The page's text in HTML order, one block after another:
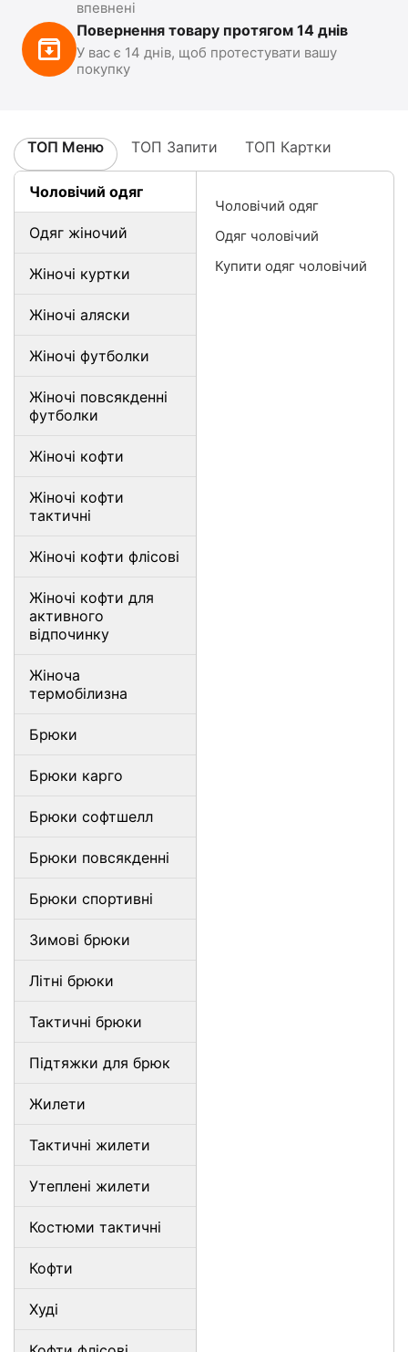
впевнені
Повернення товару протягом 14 днів
У вас є 14 днів, щоб протестувати вашу
покупку
ТОП Меню ТОП Запити ТОП Картки
Чоловічий одяг
Одяг жіночий
Жіночі куртки
Жіночі аляски
Жіночі футболки
Жіночі повсякденні
футболки
Жіночі кофти
Жіночі кофти
тактичні
Жіночі кофти флісові
Жіночі кофти для
активного
відпочинку
Жіноча
термобілизна
Брюки
Брюки карго
Брюки софтшелл
Брюки повсякденні
Брюки спортивні
Зимові брюки
Літні брюки
Тактичні брюки
Підтяжки для брюк
Жилети
Тактичні жилети
Утеплені жилети
Костюми тактичні
Кофти
Худі
Чоловічий одяг
Одяг чоловічий
Купити одяг чоловічий